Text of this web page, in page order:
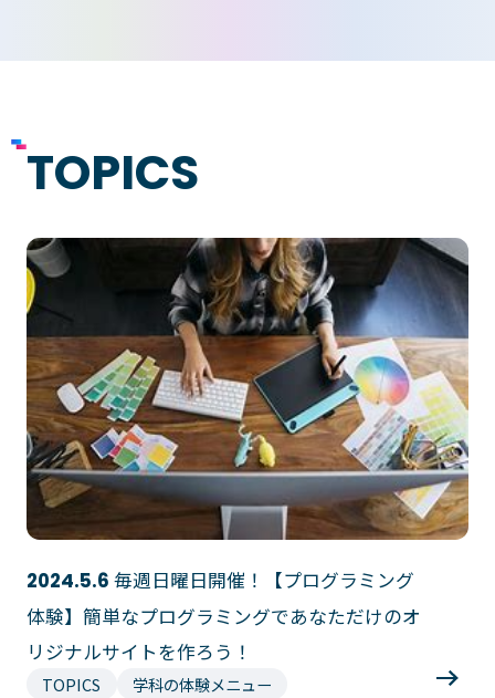
地域の
皆さまへ
テクノスカレッジの学びの特長
卒後ビジョン
4つの学びのプラン
大学コース
TECHNOSゼミ
グローバルラーニング
ビジネスパーク
学院のご紹介
建学の精神・学院長挨拶
教育方針
沿革（学院の歴史）
アクセス
動画で見るテクノスカレッ
WEBエントリー・WEB出願
東京工学院専門学校
コンサート・イベント科
TOPICS
2024.5.6 毎週日曜日開催！【プログラミング
体験】簡単なプログラミングであなただけのオ
リジナルサイトを作ろう！
TOPICS
学科の体験メニュー